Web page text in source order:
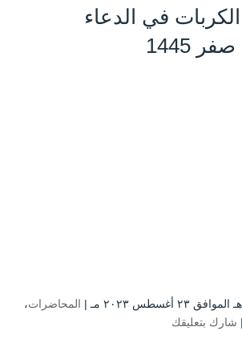
في الدعاء
المحاضرات،
| شارك بتعليقك